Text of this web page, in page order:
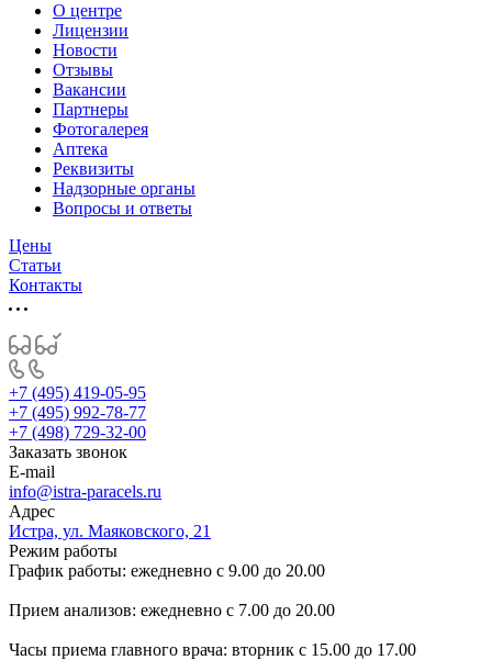
О центре
Лицензии
Новости
Отзывы
Вакансии
Партнеры
Фотогалерея
Аптека
Реквизиты
Надзорные органы
Вопросы и ответы
Цены
Статьи
Контакты
+7 (495) 419-05-95
+7 (495) 992-78-77
+7 (498) 729-32-00
Заказать звонок
E-mail
info@istra-paracels.ru
Адрес
Истра, ул. Маяковского, 21
Режим работы
График работы: ежедневно с 9.00 до 20.00
Прием анализов: ежедневно с 7.00 до 20.00
Часы приема главного врача: вторник с 15.00 до 17.00